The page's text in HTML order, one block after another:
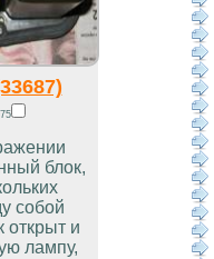
блок,
собой
открыт и
лампу,